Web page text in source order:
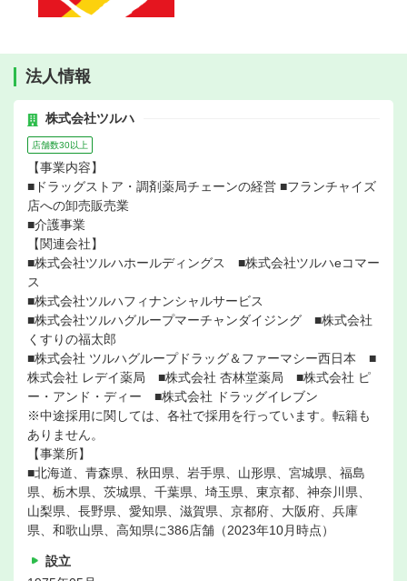
法人情報
株式会社ツルハ
店舗数30以上
【事業内容】
■ドラッグストア・調剤薬局チェーンの経営 ■フランチャイズ
店への卸売販売業
■介護事業
【関連会社】
■株式会社ツルハホールディングス ■株式会社ツルハeコマー
ス
■株式会社ツルハフィナンシャルサービス
■株式会社ツルハグループマーチャンダイジング ■株式会社
くすりの福太郎
■株式会社 ツルハグループドラッグ＆ファーマシー西日本 ■
株式会社 レデイ薬局 ■株式会社 杏林堂薬局 ■株式会社 ピ
ー・アンド・ディー ■株式会社 ドラッグイレブン
※中途採用に関しては、各社で採用を行っています。転籍も
ありません。
【事業所】
■北海道、青森県、秋田県、岩手県、山形県、宮城県、福島
県、栃木県、茨城県、千葉県、埼玉県、東京都、神奈川県、
山梨県、長野県、愛知県、滋賀県、京都府、大阪府、兵庫
県、和歌山県、高知県に386店舗（2023年10月時点）
設立